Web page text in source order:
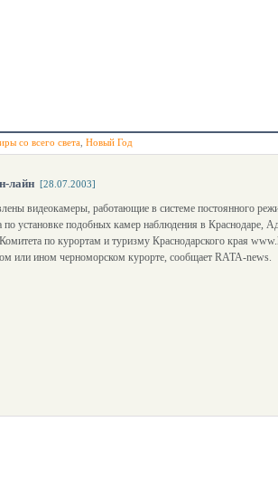
со всего света Новый Год
лайн [28.07.2003]
видеокамеры, работающие в системе постоянного
по установке подобных камер наблюдения в Краснодаре,
по курортам и туризму Краснодарского края
или ином черноморском курорте, сообщает RATA-news.